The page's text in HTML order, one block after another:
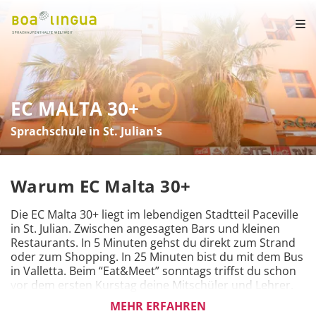
EC MALTA 30+
Sprachschule in St. Julian's
Warum EC Malta 30+
Die EC Malta 30+ liegt im lebendigen Stadtteil Paceville
in St. Julian. Zwischen angesagten Bars und kleinen
Restaurants. In 5 Minuten gehst du direkt zum Strand
oder zum Shopping. In 25 Minuten bist du mit dem Bus
in Valletta. Beim “Eat&Meet” sonntags triffst du schon
vor dem ersten Kurstag deine Mitschüler und Lehrer.
MEHR ERFAHREN